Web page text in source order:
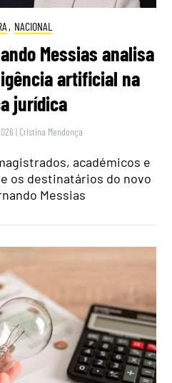
, NACIONAL
Messias analisa
artificial na
jurídica
| Cristina Mendonça
académicos e
os destinatários do novo
Messias